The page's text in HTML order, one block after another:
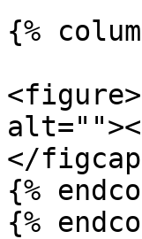
{%
</
{%
{%